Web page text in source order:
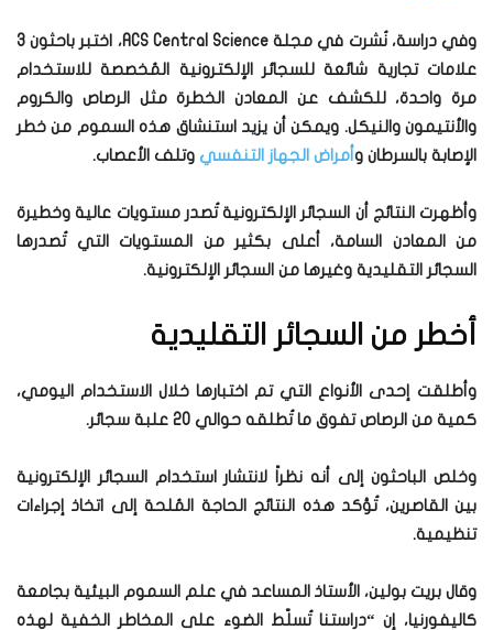
وفي دراسة، نُشرت في مجلة ACS Central Science، اختبر باحثون 3
علامات تجارية شائعة للسجائر الإلكترونية المُخصصة للاستخدام
مرة واحدة، للكشف عن المعادن الخطرة مثل الرصاص والكروم
والأنتيمون والنيكل. ويمكن أن يزيد استنشاق هذه السموم من خطر
الإصابة بالسرطان و أمراض الجهاز التنفسي وتلف الأعصاب.
وأظهرت النتائج أن السجائر الإلكترونية تُصدر مستويات عالية وخطيرة
من المعادن السامة، أعلى بكثير من المستويات التي تُصدرها
السجائر التقليدية وغيرها من السجائر الإلكترونية.
أخطر من السجائر التقليدية
وأطلقت إحدى الأنواع التي تم اختبارها خلال الاستخدام اليومي،
كمية من الرصاص تفوق ما تُطلقه حوالي 20 علبة سجائر.
وخلص الباحثون إلى أنه نظراً لانتشار استخدام السجائر الإلكترونية
بين القاصرين، تُؤكد هذه النتائج الحاجة المُلحة إلى اتخاذ إجراءات
تنظيمية.
وقال بريت بولين، الأستاذ المساعد في علم السموم البيئية بجامعة
كاليفورنيا، إن “دراستنا تُسلّط الضوء على المخاطر الخفية لهذه